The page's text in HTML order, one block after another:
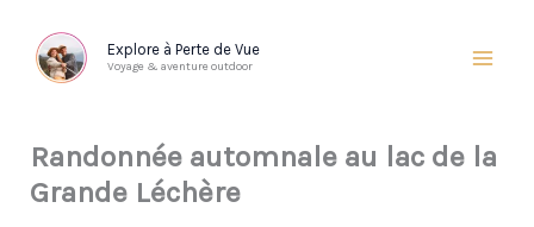
contenu
Explore à Perte de Vue
Voyage & aventure outdoor
Randonnée automnale au lac de la
Grande Léchère